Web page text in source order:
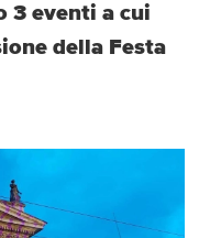
3 eventi a cui
della Festa